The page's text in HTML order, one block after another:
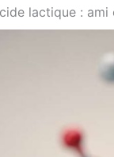
lactique : ami